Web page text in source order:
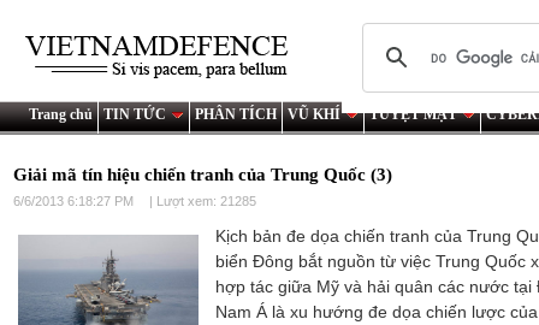
Trang chủ TIN TỨC PHÂN TÍCH VŨ KHÍ TUYỆT MẬT
Giải mã tín hiệu chiến tranh của Trung Quốc (3)
6/6/2013 6:18:27 PM | Lượt xem: 21285
Kịch bản đe dọa chiến tranh của Trung
biển Đông bắt nguồn từ việc Trung Quốc
hợp tác giữa Mỹ và hải quân các nước tại
Nam Á là xu hướng đe dọa chiến lược